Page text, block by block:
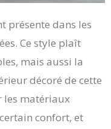
présente dans les
Ce style plaît
mais aussi la
décoré de cette
les matériaux
confort, et